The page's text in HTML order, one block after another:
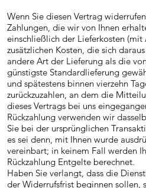
Wenn Sie diesen Vertrag
Zahlungen, die wir von Ihnen
einschließlich der Lieferkosten (mit
zusätzlichen Kosten, die sich
andere Art der Lieferung als die
günstigste Standardlieferung
und spätestens binnen vierzehn
zurückzuzahlen, an dem die
dieses Vertrags bei uns
Rückzahlung verwenden wir
Sie bei der ursprünglichen
es sei denn, mit Ihnen wurde
vereinbart; in keinem Fall werden
Rückzahlung Entgelte berechnet.
Haben Sie verlangt, dass die
der Widerrufsfrist beginnen sollen,